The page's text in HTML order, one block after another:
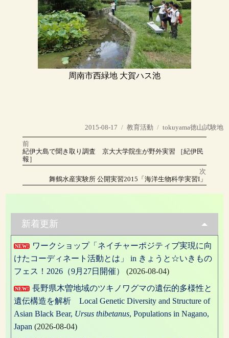
周南市西緑地 大賀ハス池
投
稿
日:
2015-08-17
カ
テ
ゴ
教育活動
タ
グ
tokuyama徳山試験地
投
稿
ゲ
ー
シ
ョ
前
前
の
投
紀伊大島で聞き取り調査 京大大学院生が野外実習 ［紀伊民
報］
次
の
舞鶴水産実験所 公開実習2015「海洋生物科学実習I」
新着更新
NEW!
ワークショップ「ネイチャーポジティブ実現に向
けたコーディネート活動とは」 in きょうと☆いきもの
フェス！2026（9月27日開催）
(2026-08-04)
NEW!
長野県木曽地域のツキノワグマの遺伝的多様性と
遺伝構造を解析 Local Genetic Diversity and Structure of
Asian Black Bear, Ursus thibetanus, Populations in Nagano,
Japan (2026-08-04)